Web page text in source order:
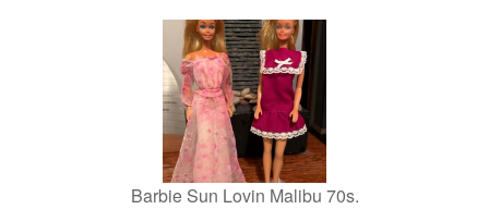
Barbie Sun Lovin Malibu 70s.